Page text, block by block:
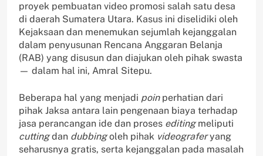
proyek pembuatan video promosi salah satu desa
di daerah Sumatera Utara. Kasus ini diselidiki oleh
Kejaksaan dan menemukan sejumlah kejanggalan
dalam penyusunan Rencana Anggaran Belanja
(RAB) yang disusun dan diajukan oleh pihak swasta
— dalam hal ini, Amral Sitepu.
Beberapa hal yang menjadi poinperhatian dari
pihak Jaksa antara lain pengenaan biaya terhadap
jasa perancangan ide dan proses editingmeliputi
cuttingdan dubbingoleh pihak videograferyang
seharusnya gratis, serta kejanggalan pada masalah